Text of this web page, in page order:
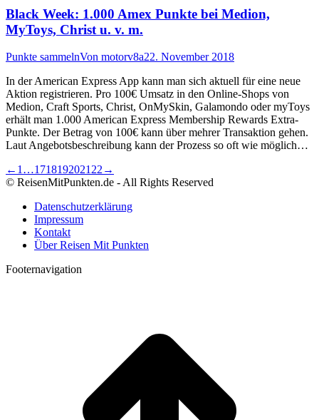
Black Week: 1.000 Amex Punkte bei Medion,
MyToys, Christ u. v. m.
Punkte sammelnVon motorv8a22. November 2018
In der American Express App kann man sich aktuell für eine neue
Aktion registrieren. Pro 100€ Umsatz in den Online-Shops von
Medion, Craft Sports, Christ, OnMySkin, Galamondo oder myToys
erhält man 1.000 American Express Membership Rewards Extra-
Punkte. Der Betrag von 100€ kann über mehrer Transaktion gehen.
Laut Angebotsbeschreibung kann der Prozess so oft wie möglich…
← 1 …1718192021 22 →
© ReisenMitPunkten.de - All Rights Reserved
Datenschutzerklärung
Impressum
Kontakt
Über Reisen Mit Punkten
Footernavigation